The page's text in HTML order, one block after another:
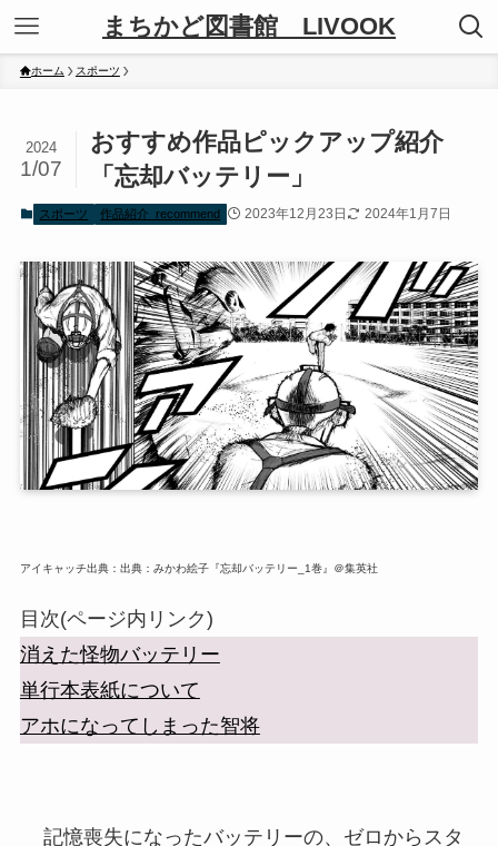
まちかど図書館 LIVOOK
ホーム スポーツ
おすすめ作品ピックアップ紹介
「忘却バッテリー」
2024
1/07
スポーツ 作品紹介_recommend 2023年12月23日 2024年1月7日
アイキャッチ出典：出典：みかわ絵子『忘却バッテリー_1巻』＠集英社
目次(ページ内リンク)
消えた怪物バッテリー
単行本表紙について
アホになってしまった智将
記憶喪失になったバッテリーの、ゼロからスタ